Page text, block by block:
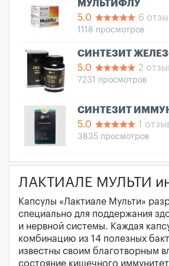
МУЛЬТИФЛУ
5.0
6
1118 просмотров
СИНТЕЗИТ
5.0
2
7231 просмотров
СИНТЕЗИТ
5.0
1
3835 просмотров
ЛАКТИАЛЕ МУЛЬТИ
Капсулы «Лактиале Мульти»
специально для поддержания
и нервной системы. Каждая
комбинацию из 14 полезных
известны своим благотворным
состояние кишечного